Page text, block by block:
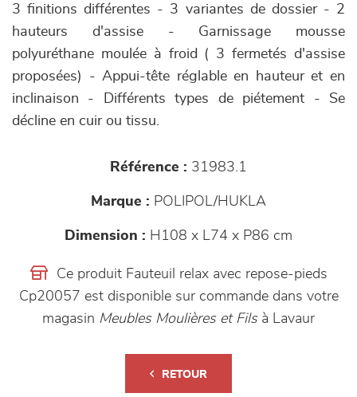
3 finitions différentes - 3 variantes de dossier - 2
hauteurs d'assise - Garnissage mousse
polyuréthane moulée à froid ( 3 fermetés d'assise
proposées) - Appui-tête réglable en hauteur et en
inclinaison - Différents types de piétement - Se
décline en cuir ou tissu.
Référence : 31983.1
Marque : POLIPOL/HUKLA
Dimension : H108 x L74 x P86 cm
Ce produit Fauteuil relax avec repose-pieds
Cp20057 est disponible sur commande dans votre
magasin Meubles Moulières et Filsà Lavaur
RETOUR